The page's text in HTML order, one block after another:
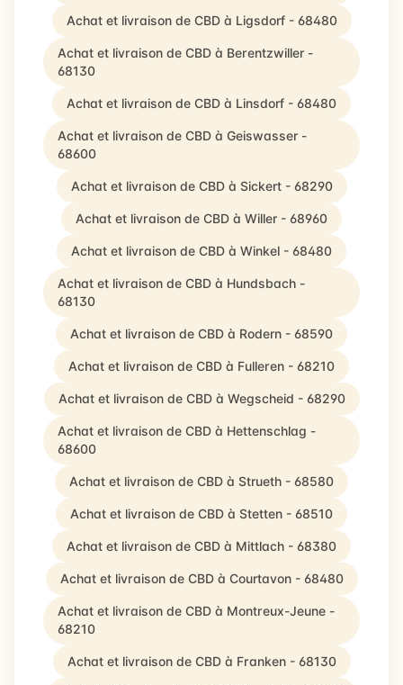
Achat et livraison de CBD à Ligsdorf - 68480
Achat et livraison de CBD à Berentzwiller -
68130
Achat et livraison de CBD à Linsdorf - 68480
Achat et livraison de CBD à Geiswasser -
68600
Achat et livraison de CBD à Sickert - 68290
Achat et livraison de CBD à Willer - 68960
Achat et livraison de CBD à Winkel - 68480
Achat et livraison de CBD à Hundsbach -
68130
Achat et livraison de CBD à Rodern - 68590
Achat et livraison de CBD à Fulleren - 68210
Achat et livraison de CBD à Wegscheid - 68290
Achat et livraison de CBD à Hettenschlag -
68600
Achat et livraison de CBD à Strueth - 68580
Achat et livraison de CBD à Stetten - 68510
Achat et livraison de CBD à Mittlach - 68380
Achat et livraison de CBD à Courtavon - 68480
Achat et livraison de CBD à Montreux-Jeune -
68210
Achat et livraison de CBD à Franken - 68130